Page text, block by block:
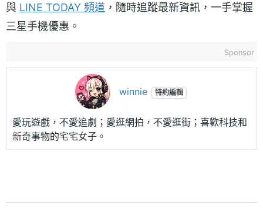
與 LINE TODAY 頻道 ，隨時追蹤最新資訊，一手掌握
三星手機優惠。
Sponsor
winnie 特約編輯
愛玩遊戲，不愛追劇；愛逛網拍，不愛逛街；喜歡科技和
新奇事物的宅宅女子。